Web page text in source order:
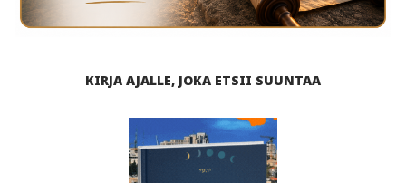
KIRJA AJALLE, JOKA ETSII SUUNTAA